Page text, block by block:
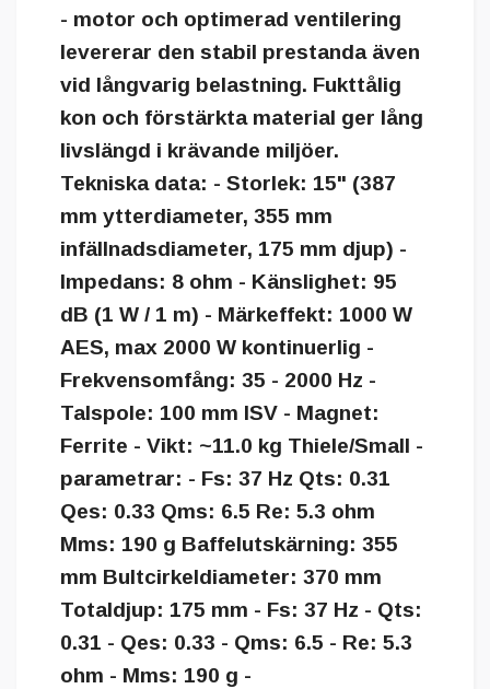
- motor och optimerad ventilering
levererar den stabil prestanda även
vid långvarig belastning. Fukttålig
kon och förstärkta material ger lång
livslängd i krävande miljöer.
Tekniska data: - Storlek: 15" (387
mm ytterdiameter, 355 mm
infällnadsdiameter, 175 mm djup) -
Impedans: 8 ohm - Känslighet: 95
dB (1 W / 1 m) - Märkeffekt: 1000 W
AES, max 2000 W kontinuerlig -
Frekvensomfång: 35 - 2000 Hz -
Talspole: 100 mm ISV - Magnet:
Ferrite - Vikt: ~11.0 kg Thiele/Small -
parametrar: - Fs: 37 Hz Qts: 0.31
Qes: 0.33 Qms: 6.5 Re: 5.3 ohm
Mms: 190 g Baffelutskärning: 355
mm Bultcirkeldiameter: 370 mm
Totaldjup: 175 mm - Fs: 37 Hz - Qts:
0.31 - Qes: 0.33 - Qms: 6.5 - Re: 5.3
ohm - Mms: 190 g -